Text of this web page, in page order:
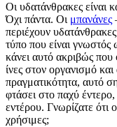
Οι υδατάνθρακες είναι
Όχι πάντα. Οι μπανάνες
περιέχουν
τύπο που είναι
κάνει αυτό ακριβώς που
ίνες στον οργανισμό
πραγματικότητα, αυτό
φτάσει στο παχύ
εντέρου. Γνωρίζατε ότι
χρήσιμες;